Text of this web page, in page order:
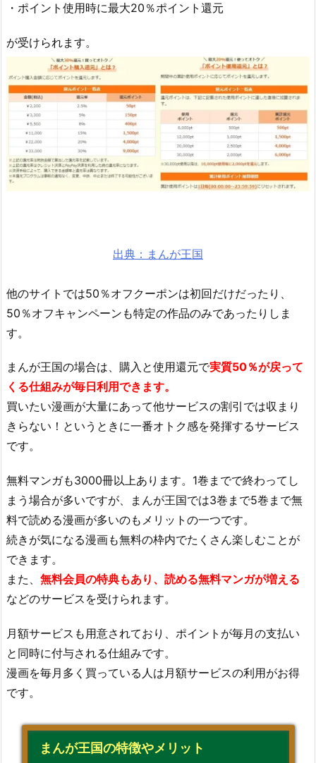
・ポイント使用時に最大20％ポイント還元
が受けられます。
出典：まんが王国
他のサイトでは50％オフクーポンは初回だけだったり、
50％オフキャンペーンも特定の作品のみであったりしま
す。
まんが王国の場合は、購入と使用還元で実質50％が戻って
くる仕組みが毎日利用できます。
買いたい漫画が大量にあって他サービスの割引では収まり
きらない！というときに一番オトク感を発揮するサービス
です。
無料マンガも3000冊以上あります。1巻までで終わってし
まう場合が多いですが、まんが王国では3巻まで5巻まで無
料で読める漫画が多いのもメリットの一つです。
続きが気になる漫画も無料の枠内でたくさん楽しむことが
できます。
また、 無料会員の特典もあり、読める無料マンガが増える
などのサービスを受けられます。
月額サービスも用意されており、ポイントが毎月の支払い
と同時に付与される仕組みです。
漫画を毎月多く買っている人は月額サービスの利用がお得
です。
まんが王国の特徴やメリット